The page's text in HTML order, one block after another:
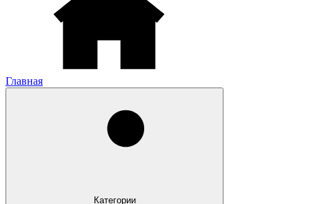
Главная
Категории